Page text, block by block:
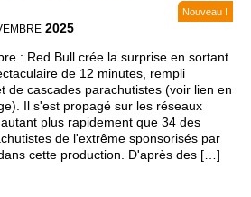
2025
Nouveau !
: Red Bull crée la surprise en sortant
de 12 minutes, rempli
de cascades parachutistes (voir lien en
Il s'est propagé sur les réseaux
plus rapidement que 34 des
de l'extrême sponsorisés par
cette production. D'après des […]